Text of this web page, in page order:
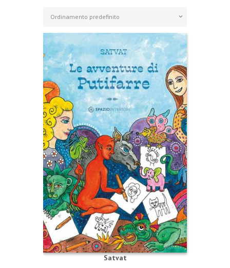
Satvat